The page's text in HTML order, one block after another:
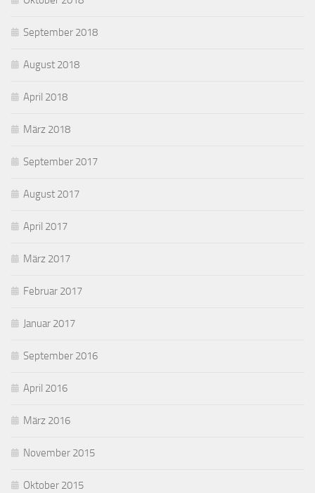
September 2018
August 2018
April 2018
März 2018
September 2017
August 2017
April 2017
März 2017
Februar 2017
Januar 2017
September 2016
April 2016
März 2016
November 2015
Oktober 2015